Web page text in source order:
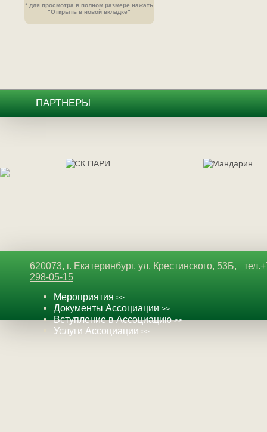
* для просмотра в полном размере нажать
"Открыть в новой вкладке"
ПАРТНЕРЫ
620073, г. Екатеринбург, ул. Крестинского, 53Б,
298-05-15
Мероприятия >>
Документы Ассоциации >>
Вступление в Ассоциацию>>
Услуги Ассоциации >>